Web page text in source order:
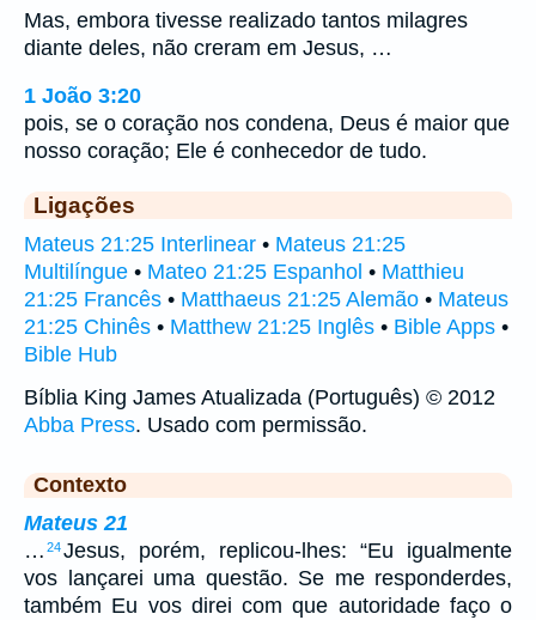
Mas, embora tivesse realizado tantos milagres
diante deles, não creram em Jesus, …
1 João 3:20
pois, se o coração nos condena, Deus é maior que
nosso coração; Ele é conhecedor de tudo.
Ligações
Mateus 21:25 Interlinear • Mateus 21:25
Multilíngue • Mateo 21:25 Espanhol • Matthieu
21:25 Francês • Matthaeus 21:25 Alemão • Mateus
21:25 Chinês • Matthew 21:25 Inglês • Bible Apps •
Bible Hub
Bíblia King James Atualizada (Português) © 2012
Abba Press. Usado com permissão.
Contexto
Mateus 21
… 24Jesus, porém, replicou-lhes: “Eu igualmente
vos lançarei uma questão. Se me responderdes,
também Eu vos direi com que autoridade faço o